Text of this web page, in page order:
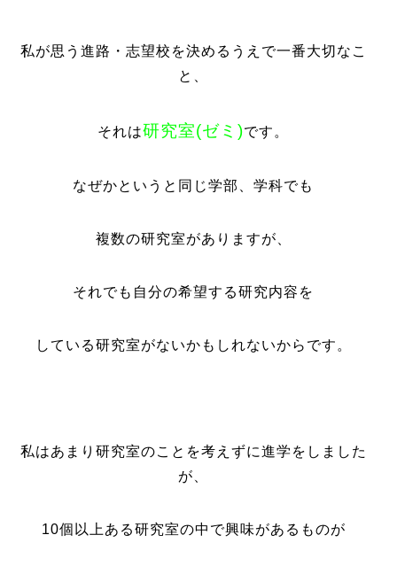
私が思う進路・志望校を決めるうえで一番大切なこ
と、
それは研究室(ゼミ)です。
なぜかというと同じ学部、学科でも
複数の研究室がありますが、
それでも自分の希望する研究内容を
している研究室がないかもしれないからです。
私はあまり研究室のことを考えずに進学をしました
が、
10個以上ある研究室の中で興味があるものが